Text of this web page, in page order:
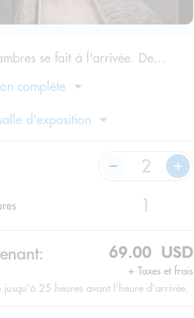
se fait à l'arrivée. De...
complète
d'exposition
69.00 USD
+ Taxes et frais
jusqu'à 25 heures avant l'heure d'arrivée.